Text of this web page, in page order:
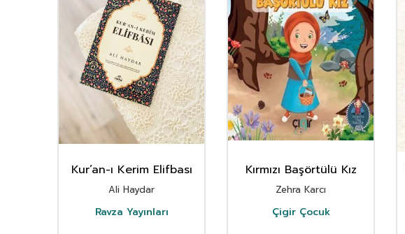
Kur’an-ı Kerim Elifbası
Ali Haydar
Ravza Yayınları
Kırmızı Başörtülü Kız
Zehra Karcı
Çigir Çocuk